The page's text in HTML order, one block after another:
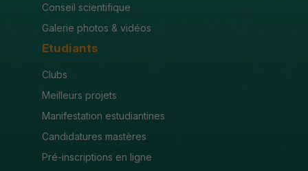
Conseil scientifique
Galerie photos & vidéos
Etudiants
Clubs
Meilleurs projets
Manifestation estudiantines
Candidatures mastères
Pré-inscriptions en ligne